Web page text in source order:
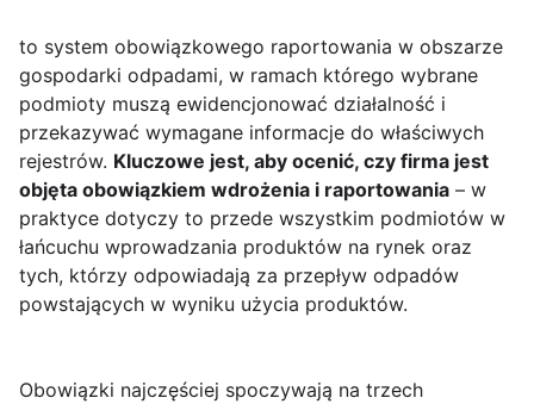
to system obowiązkowego raportowania w obszarze
gospodarki odpadami, w ramach którego wybrane
podmioty muszą ewidencjonować działalność i
przekazywać wymagane informacje do właściwych
rejestrów. Kluczowe jest, aby ocenić, czy firma jest
objęta obowiązkiem wdrożenia i raportowania – w
praktyce dotyczy to przede wszystkim podmiotów w
łańcuchu wprowadzania produktów na rynek oraz
tych, którzy odpowiadają za przepływ odpadów
powstających w wyniku użycia produktów.
Obowiązki najczęściej spoczywają na trzech